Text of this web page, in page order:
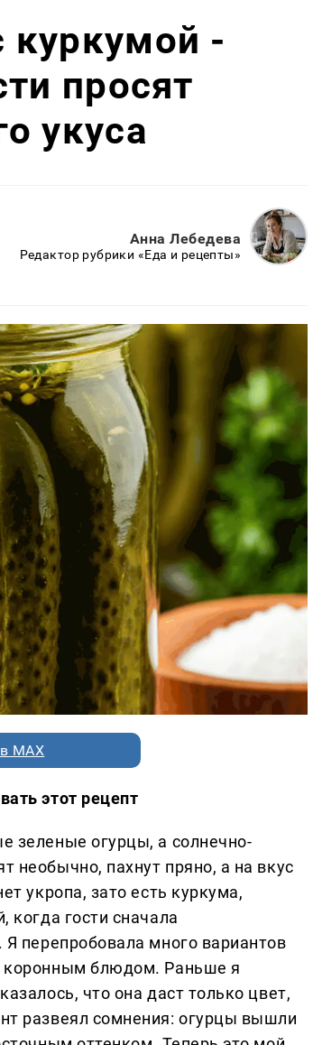
куркумой -
просят
укуса
Анна Лебедева
Редактор рубрики «Еда и рецепты»
MAX
этот рецепт
зеленые огурцы, а солнечно-
необычно, пахнут пряно, а на вкус
укропа, зато есть куркума,
когда гости сначала
перепробовала много вариантов
коронным блюдом. Раньше я
что она даст только цвет,
развеял сомнения: огурцы вышли